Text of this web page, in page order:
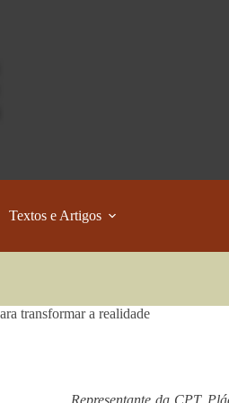
Textos e Artigos
transformar a realidade
Representante da CPT,